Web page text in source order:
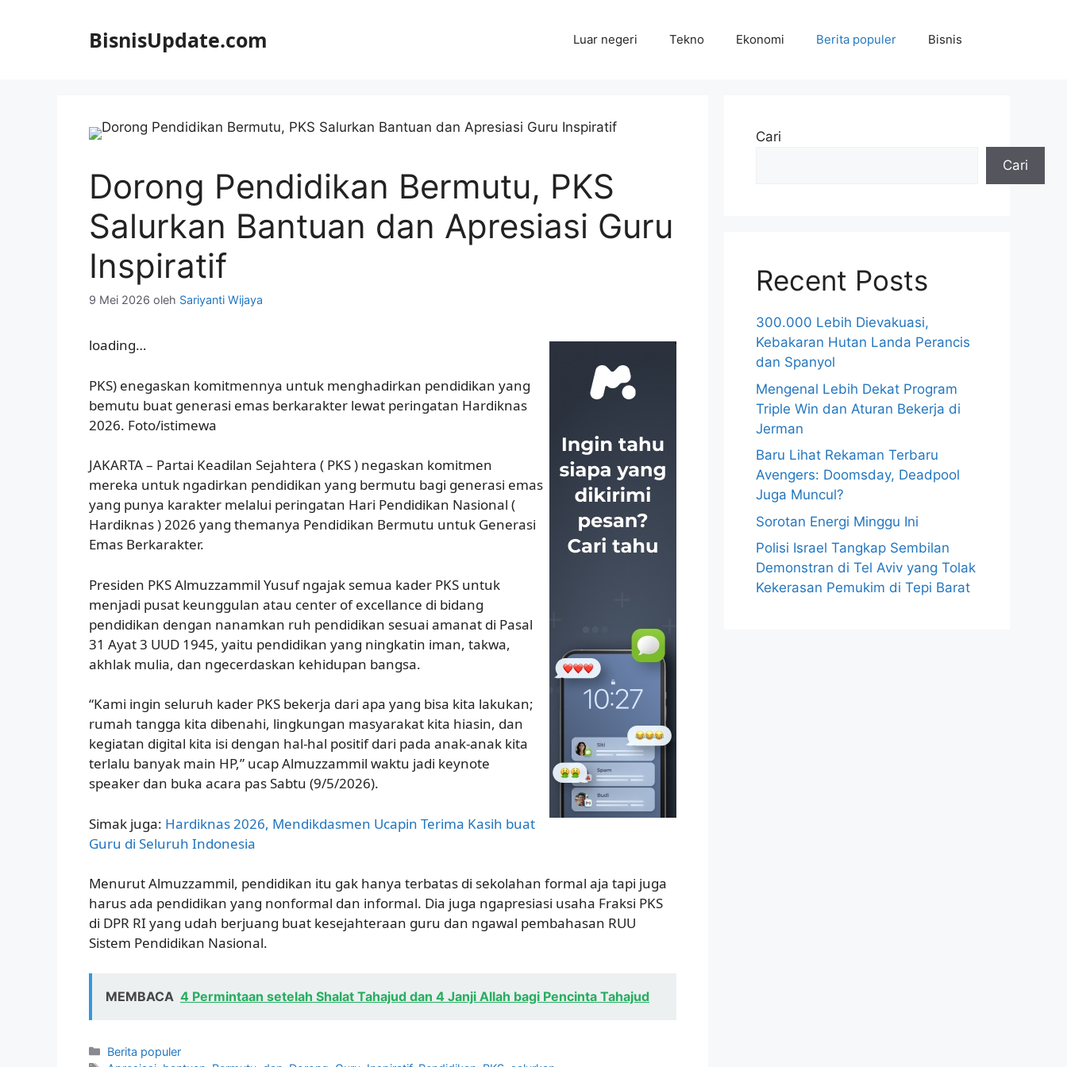
BisnisUpdate.com Luar negeri Tekno Ekonomi Berita populer Bisnis
Dorong Pendidikan Bermutu, PKS
Salurkan Bantuan dan Apresiasi Guru
Inspiratif
9 Mei 2026 oleh Sariyanti Wijaya
loading…
PKS) enegaskan komitmennya untuk menghadirkan pendidikan yang
bemutu buat generasi emas berkarakter lewat peringatan Hardiknas
2026. Foto/istimewa
JAKARTA – Partai Keadilan Sejahtera ( PKS ) negaskan komitmen
mereka untuk ngadirkan pendidikan yang bermutu bagi generasi emas
yang punya karakter melalui peringatan Hari Pendidikan Nasional (
Hardiknas ) 2026 yang themanya Pendidikan Bermutu untuk Generasi
Emas Berkarakter.
Presiden PKS Almuzzammil Yusuf ngajak semua kader PKS untuk
menjadi pusat keunggulan atau center of excellance di bidang
pendidikan dengan nanamkan ruh pendidikan sesuai amanat di Pasal
31 Ayat 3 UUD 1945, yaitu pendidikan yang ningkatin iman, takwa,
akhlak mulia, dan ngecerdaskan kehidupan bangsa.
“Kami ingin seluruh kader PKS bekerja dari apa yang bisa kita lakukan;
rumah tangga kita dibenahi, lingkungan masyarakat kita hiasin, dan
kegiatan digital kita isi dengan hal-hal positif dari pada anak-anak kita
terlalu banyak main HP,” ucap Almuzzammil waktu jadi keynote
speaker dan buka acara pas Sabtu (9/5/2026).
Simak juga: Hardiknas 2026, Mendikdasmen Ucapin Terima Kasih buat
Guru di Seluruh Indonesia
Menurut Almuzzammil, pendidikan itu gak hanya terbatas di sekolahan formal aja tapi juga
harus ada pendidikan yang nonformal dan informal. Dia juga ngapresiasi usaha Fraksi PKS
di DPR RI yang udah berjuang buat kesejahteraan guru dan ngawal pembahasan RUU
Sistem Pendidikan Nasional.
MEMBACA 4 Permintaan setelah Shalat Tahajud dan 4 Janji Allah bagi Pencinta Tahajud
Kategori
Berita populer
Cari
Cari
Recent Posts
300.000 Lebih Dievakuasi,
Kebakaran Hutan Landa Perancis
dan Spanyol
Mengenal Lebih Dekat Program
Triple Win dan Aturan Bekerja di
Jerman
Baru Lihat Rekaman Terbaru
Avengers: Doomsday, Deadpool
Juga Muncul?
Sorotan Energi Minggu Ini
Polisi Israel Tangkap Sembilan
Demonstran di Tel Aviv yang Tolak
Kekerasan Pemukim di Tepi Barat